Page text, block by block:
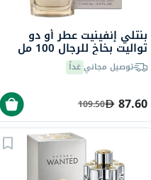
بنتلي إنفينيت عطر أو دو
تواليت بخاخ للرجال 100 مل
توصيل مجانيغداً
87.60
109.50